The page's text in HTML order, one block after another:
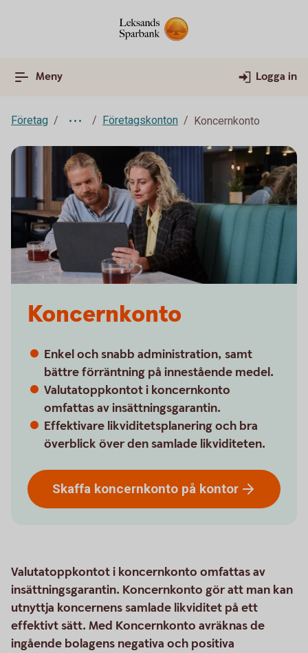
Meny Logga in
Företag Företagskonton Koncernkonto
Koncernkonto
Enkel och snabb administration, samt
bättre förräntning på innestående medel.
Valutatoppkontot i koncernkonto
omfattas av insättningsgarantin.
Effektivare likviditetsplanering och bra
överblick över den samlade likviditeten.
Skaffa koncernkonto på kontor
Valutatoppkontot i koncernkonto omfattas av
insättningsgarantin. Koncernkonto gör att man kan
utnyttja koncernens samlade likviditet på ett
effektivt sätt. Med Koncernkonto avräknas de
ingående bolagens negativa och positiva